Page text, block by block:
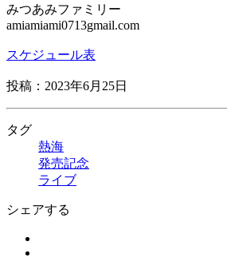
みつあみファミリー
amiamiami0713gmail.com
スケジュール表
投稿：2023年6月25日
タグ
熱海
発売記念
ライブ
シェアする